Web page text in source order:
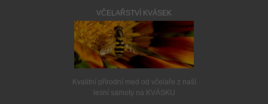
VČELAŘSTVÍ KVÁSEK
Kvalitní přírodní med od včelaře z naší
lesní samoty na KVÁSKU